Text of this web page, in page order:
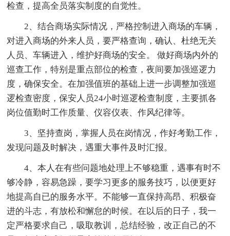
检查，提高全员落实制度的自觉性。
2、结合商场实际情况，严格控制进入商场的车辆，
对进入商场的外来人员，要严格查询，确认、杜绝无关
人员、车辆进入，维护好商场的安全。 做好商场内外的
巡查工作，特别是重点部位的检查，夜间要加强巡逻力
度，确保安全。在加强值班的基础上进一步调整加强巡
逻检查密度，保安人员24小时巡逻检查制度，主要抓各
岗位值勤时工作质量、仪容仪表、作风纪律等。
3、坚持查岗，掌握人员在岗情况，作好考勤工作，
发现问题及时解决，遇重大事件及时汇报。
4、本人在有些问题地处理上不够稳重，遇事有时不
够冷静，容易急躁，要学习更多的服务技巧，以便更好
地提高自已的服务水平。不能够一直保持高昂、积极奋
进的斗志，有放松和懈怠的时候。在以后的日子，我一
定严格要求自己，吸取教训，总结经验，改正自己的不